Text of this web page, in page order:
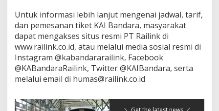
Untuk informasi lebih lanjut mengenai jadwal, tarif,
dan pemesanan tiket KAI Bandara, masyarakat
dapat mengakses situs resmi PT Railink di
www.railink.co.id, atau melalui media sosial resmi di
Instagram @kabandararailink, Facebook
@KABandaraRailink, Twitter @KAIBandara, serta
melalui email di humas@railink.co.id